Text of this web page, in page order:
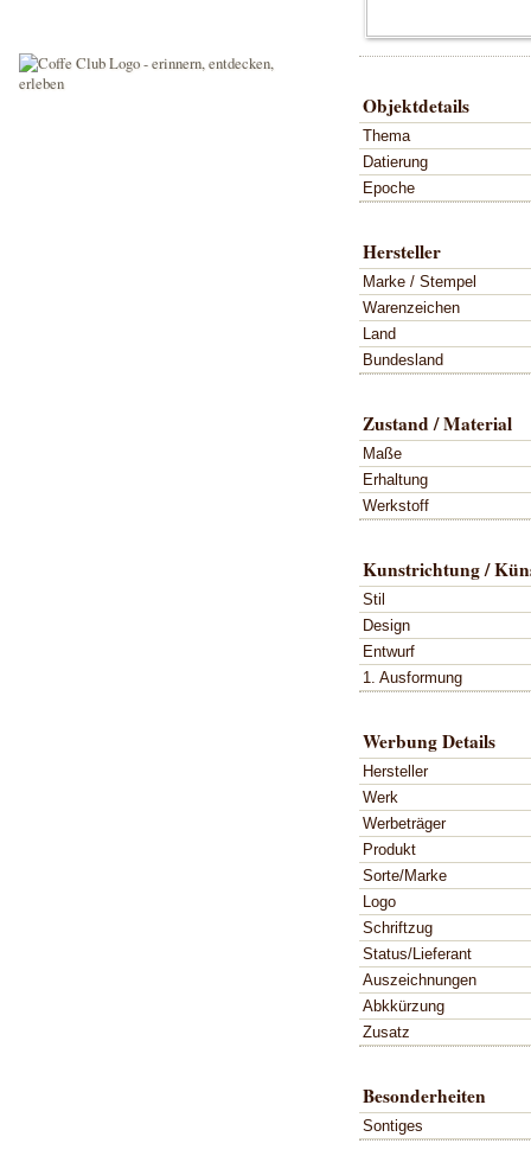
Objektdetails
Thema
Datierung
Epoche
Hersteller
Marke / Stempel
Warenzeichen
Land
Bundesland
Zustand / Material
Maße
Erhaltung
Werkstoff
Kunstrichtung /
Stil
Design
Entwurf
1. Ausformung
Werbung Details
Hersteller
Werk
Werbeträger
Produkt
Sorte/Marke
Logo
Schriftzug
Status/Lieferant
Auszeichnungen
Abkkürzung
Zusatz
Besonderheiten
Sontiges